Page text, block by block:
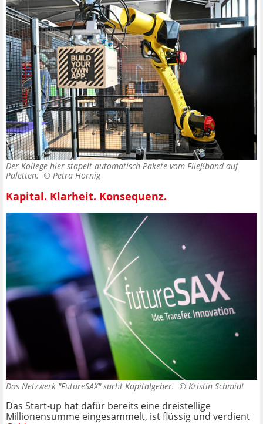
Der Kollege hier stapelt automatisch Pakete vom Fließband auf
Paletten. © Petra Hornig
Kapital. Klarheit. Konsequenz.
Das Netzwerk "FutureSAX" sucht Kapitalgeber. © Kristin Schmidt
Das Start-up hat dafür bereits eine dreistellige
Millionensumme eingesammelt, ist flüssig und verdient